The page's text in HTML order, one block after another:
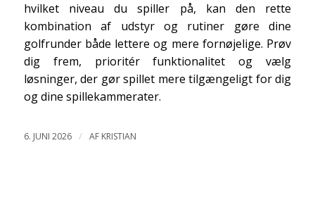
hvilket niveau du spiller på, kan den rette
kombination af udstyr og rutiner gøre dine
golfrunder både lettere og mere fornøjelige. Prøv
dig frem, prioritér funktionalitet og vælg
løsninger, der gør spillet mere tilgængeligt for dig
og dine spillekammerater.
6. JUNI 2026 / AF KRISTIAN